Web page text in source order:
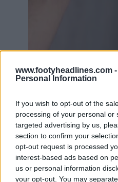
www.footyheadlines.com -
Personal Information
If you wish to opt-out of the
processing of your personal or
targeted advertising by us,
section to confirm your
opt-out request is processed
interest-based ads based on
us or personal information
your opt-out. You may